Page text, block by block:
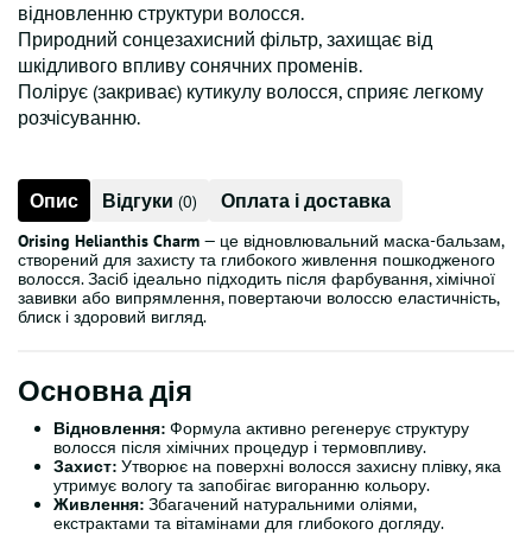
відновленню структури волосся.
Природний сонцезахисний фільтр, захищає від
шкідливого впливу сонячних променів.
Полірує (закриває) кутикулу волосся, сприяє легкому
розчісуванню.
Опис Відгуки (0) Оплата і доставка
Orising Helianthis Charm — це відновлювальний маска-бальзам,
створений для захисту та глибокого живлення пошкодженого
волосся. Засіб ідеально підходить після фарбування, хімічної
завивки або випрямлення, повертаючи волоссю еластичність,
блиск і здоровий вигляд.
Основна дія
Відновлення: Формула активно регенерує структуру
волосся після хімічних процедур і термовпливу.
Захист: Утворює на поверхні волосся захисну плівку, яка
утримує вологу та запобігає вигоранню кольору.
Живлення: Збагачений натуральними оліями,
екстрактами та вітамінами для глибокого догляду.